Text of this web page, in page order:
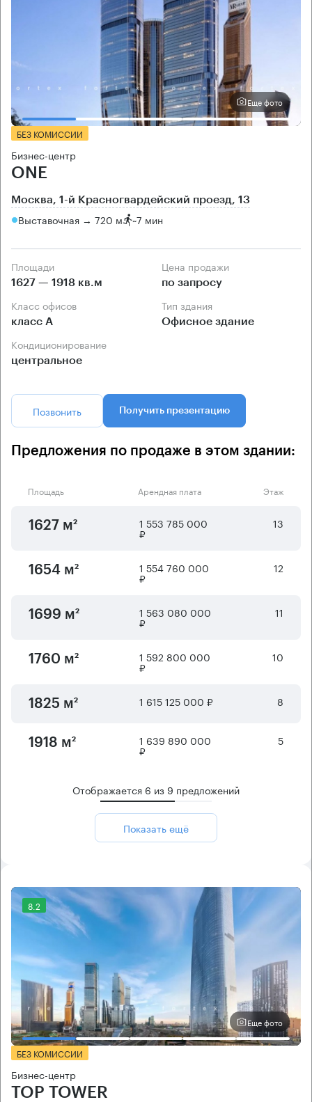
Еще фото
БЕЗ КОМИССИИ
Бизнес-центр
ONE
Москва, 1-й Красногвардейский проезд, 13
Выставочная → 720 м ~7 мин
Площади
1627 — 1918 кв.м
Цена продажи
по запросу
Класс офисов
класс А
Тип здания
Офисное здание
Кондиционирование
центральное
Позвонить Получить презентацию
Предложения по продаже в этом здании:
Площадь Арендная плата Этаж
1627 м² 1 553 785 000
₽
13
1654 м² 1 554 760 000
₽
12
1699 м² 1 563 080 000
₽
11
1760 м² 1 592 800 000
₽
10
1825 м² 1 615 125 000 ₽ 8
1918 м² 1 639 890 000
₽
5
Отображается 6 из 9 предложений
Показать ещё
8.2
Еще фото
БЕЗ КОМИССИИ
Бизнес-центр
TOP TOWER